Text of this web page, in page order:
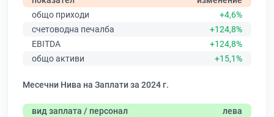
общо приходи
+4,6%
счетоводна печалба
+124,8%
EBITDA
+124,8%
общо активи
+15,1%
Месечни Нива на Заплати за 2024 г.
вид заплата / персонал
лева